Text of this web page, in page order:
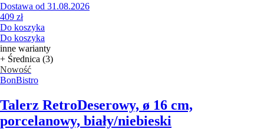
Dostawa od 31.08.2026
409 zł
Do koszyka
Do koszyka
inne warianty
+ Średnica (3)
Nowość
BonBistro
Talerz RetroDeserowy, ø 16 cm,
porcelanowy, biały/niebieski